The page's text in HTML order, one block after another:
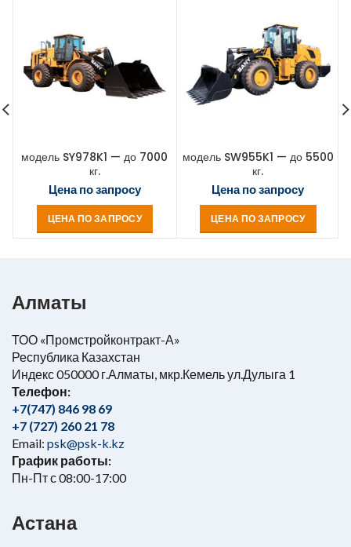
модель SY978K1 — до 7000
кг.
Цена по запросу
ЦЕНА ПО ЗАПРОСУ
модель SW955K1 — до 5500
кг.
Цена по запросу
ЦЕНА ПО ЗАПРОСУ
Алматы
ТОО «Промстройконтракт-А»
Республика Казахстан
Индекс 050000 г.Алматы, мкр.Кемель ул.Дулыга 1
Телефон:
+7(747) 846 98 69
+7 (727) 260 21 78
Email: psk@psk-k.kz
График работы:
Пн-Пт с 08:00-17:00
Астана